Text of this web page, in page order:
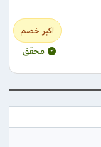
اكبر خصم
محقق